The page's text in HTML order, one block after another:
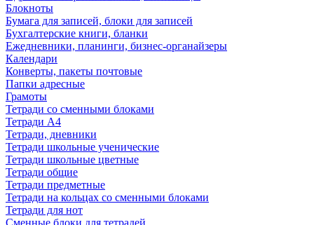
Блокноты
Бумага для записей, блоки для записей
Бухгалтерские книги, бланки
Ежедневники, планинги, бизнес-органайзеры
Календари
Конверты, пакеты почтовые
Папки адресные
Грамоты
Тетради со сменными блоками
Тетради А4
Тетради, дневники
Тетради школьные ученические
Тетради школьные цветные
Тетради общие
Тетради предметные
Тетради на кольцах со сменными блоками
Тетради для нот
Сменные блоки для тетрадей